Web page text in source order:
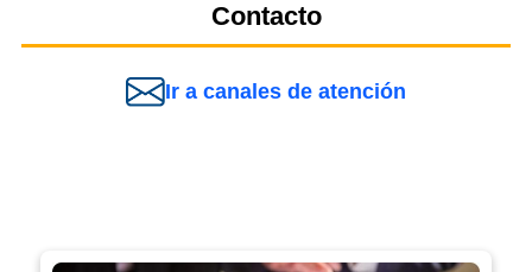
Contacto
Ir a canales de atención